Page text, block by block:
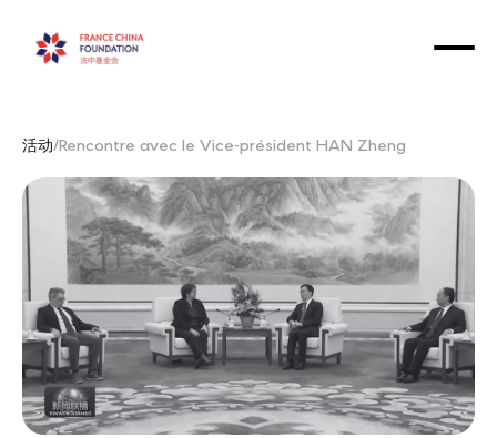
活动/Rencontre avec le Vice-président HAN Zheng